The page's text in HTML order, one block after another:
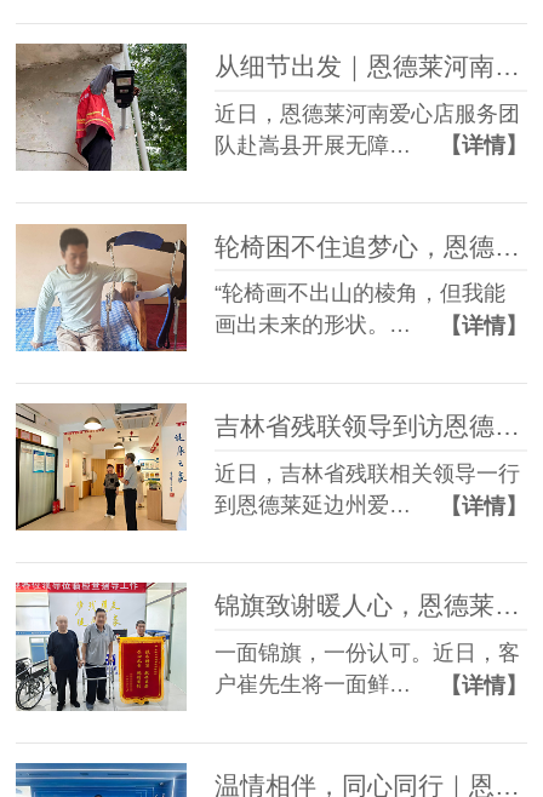
从细节出发｜恩德莱河南爱心店开展嵩县无障碍改造项目
近日，恩德莱河南爱心店服务团
队赴嵩县开展无障…
【详情】
轮椅困不住追梦心，恩德莱西安爱心店助力截瘫小伙绘就自强未来
“轮椅画不出山的棱角，但我能
画出未来的形状。…
【详情】
吉林省残联领导到访恩德莱延边州爱心店调研指导工作
近日，吉林省残联相关领导一行
到恩德莱延边州爱…
【详情】
锦旗致谢暖人心，恩德莱匠心助客户康复前行
一面锦旗，一份认可。近日，客
户崔先生将一面鲜…
【详情】
温情相伴，同心同行｜恩德莱暖心员工生日会，定格美好时光